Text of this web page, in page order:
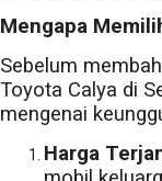
Mengapa
Sebelum
Toyota Calya di
mengenai
Harga